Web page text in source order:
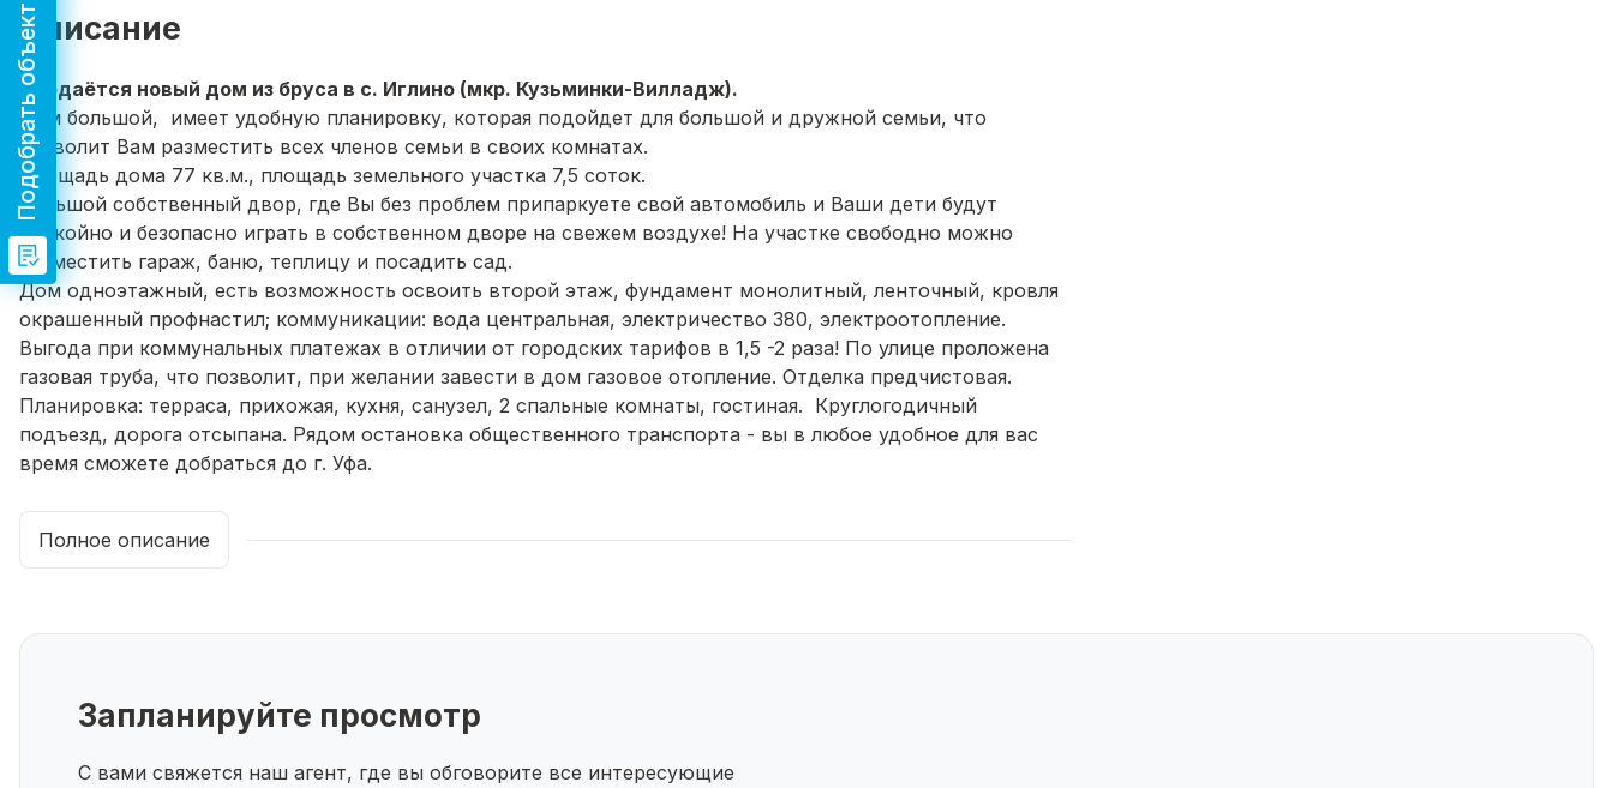
Описание
Продаётся новый дом из бруса в с. Иглино (мкр. Кузьминки-Вилладж).
Дом большой, имеет удобную планировку, которая подойдет для большой и дружной семьи, что
позволит Вам разместить всех членов семьи в своих комнатах.
Площадь дома 77 кв.м., площадь земельного участка 7,5 соток.
Большой собственный двор, где Вы без проблем припаркуете свой автомобиль и Ваши дети будут
спокойно и безопасно играть в собственном дворе на свежем воздухе! На участке свободно можно
разместить гараж, баню, теплицу и посадить сад.
Дом одноэтажный, есть возможность освоить второй этаж, фундамент монолитный, ленточный, кровля
окрашенный профнастил; коммуникации: вода центральная, электричество 380, электроотопление.
Выгода при коммунальных платежах в отличии от городских тарифов в 1,5 -2 раза! По улице проложена
газовая труба, что позволит, при желании завести в дом газовое отопление. Отделка предчистовая.
Планировка: терраса, прихожая, кухня, санузел, 2 спальные комнаты, гостиная. Круглогодичный
подъезд, дорога отсыпана. Рядом остановка общественного транспорта - вы в любое удобное для вас
время сможете добраться до г. Уфа.
т.ч. возможно использовать материнский капитал, различные сертификаты и т.п.
Очень горячий ценник! Срочная продажа!
Полное описание
Запланируйте просмотр
С вами свяжется наш агент, где вы обговорите все интересующие
Подобрать объект